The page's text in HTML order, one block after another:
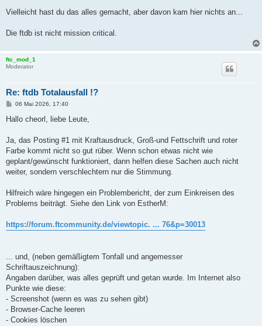
Vielleicht hast du das alles gemacht, aber davon kam hier nichts an...
Die ftdb ist nicht mission critical.
ftc_mod_1
Moderator
Re: ftdb Totalausfall !?
B
i
a
g
06 Mai 2026, 17:40
Hallo cheorl, liebe Leute,
Ja, das Posting #1 mit Kraftausdruck, Groß-und Fettschrift und roter
Farbe kommt nicht so gut rüber. Wenn schon etwas nicht wie
geplant/gewünscht funktioniert, dann helfen diese Sachen auch nicht
weiter, sondern verschlechtern nur die Stimmung.
Hilfreich wäre hingegen ein Problembericht, der zum Einkreisen des
Problems beiträgt. Siehe den Link von EstherM:
https://forum.ftcommunity.de/viewtopic. ... 76&p=30013
... und, (neben gemäßigtem Tonfall und angemesser
Schriftauszeichnung):
Angaben darüber, was alles geprüft und getan wurde. Im Internet also
Punkte wie diese:
- Screenshot (wenn es was zu sehen gibt)
- Browser-Cache leeren
- Cookies löschen